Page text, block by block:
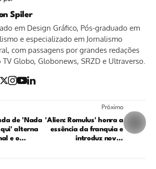
Spiler
em Design Gráfico, Pós-graduado em
e especializado em Jornalismo
com passagens por grandes redações
TV Globo, Globonews, SRZD e Ultraverso.
de 'Nada
alterna
e o
Próximo
'Alien: Romulus' honra a
essência da franquia e
introduz novos